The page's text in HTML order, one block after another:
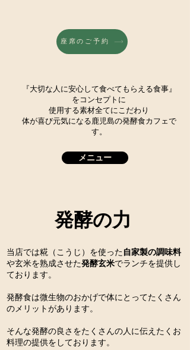
座席のご予約
『大切な人に安心して食べてもらえる食事』
をコンセプトに
使用する素材全てにこだわり
体が喜び元気になる鹿児島の発酵食カフェで
す。
メニュー
発酵の力
当店では糀（こうじ）を使った自家製の調味料
や​玄米を熟成させた発酵玄米でランチを提供し
ております。
発酵食は微生物のおかげで体にとってたくさん
のメリットがあります。
そんな発酵の良さをたくさんの人に伝えたくお
料理の提供をしております。